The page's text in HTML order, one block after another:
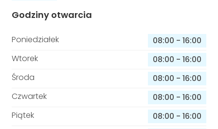
Godziny otwarcia
Poniedziałek 08:00 - 16:00
Wtorek
08:00 - 16:00
Środa
08:00 - 16:00
Czwartek
08:00 - 16:00
Piątek
08:00 - 16:00